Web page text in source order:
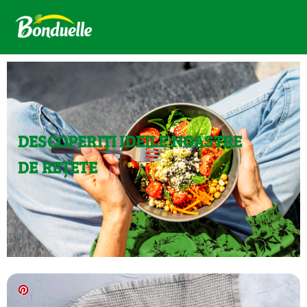
DESCOPERIȚI IDEILE NOASTRE
DE REȚETE